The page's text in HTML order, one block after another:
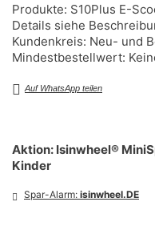
Produkte: S10Plus E-
Details siehe
Kundenkreis: Neu- und
Mindestbestellwert:
Auf WhatsApp teilen
Aktion: Isinwheel®
Kinder
Spar-Alarm: isinwheel.DE